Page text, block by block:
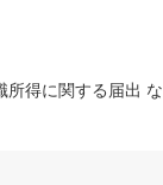
所得に関する届出 な